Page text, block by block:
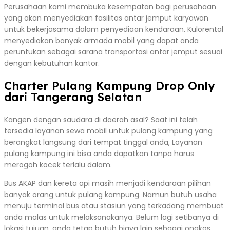
Perusahaan kami membuka kesempatan bagi perusahaan
yang akan menyediakan fasilitas antar jemput karyawan
untuk bekerjasama dalam penyediaan kendaraan. Kulorental
menyediakan banyak armada mobil yang dapat anda
peruntukan sebagai sarana transportasi antar jemput sesuai
dengan kebutuhan kantor.
Charter Pulang Kampung Drop Only
dari Tangerang Selatan
Kangen dengan saudara di daerah asal? Saat ini telah
tersedia layanan sewa mobil untuk pulang kampung yang
berangkat langsung dari tempat tinggal anda, Layanan
pulang kampung ini bisa anda dapatkan tanpa harus
merogoh kocek terlalu dalam.
Bus AKAP dan kereta api masih menjadi kendaraan pilihan
banyak orang untuk pulang kampung. Namun butuh usaha
menuju terminal bus atau stasiun yang terkadang membuat
anda malas untuk melaksanakanya. Belum lagi setibanya di